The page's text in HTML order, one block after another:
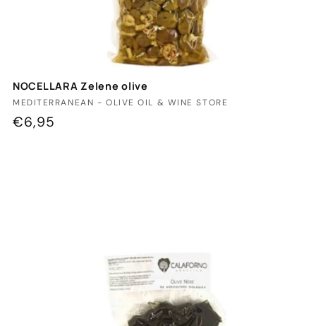
NOCELLARA Zelene olive
Ponudnik:
MEDITERRANEAN - OLIVE OIL & WINE STORE
Redna
€6,95